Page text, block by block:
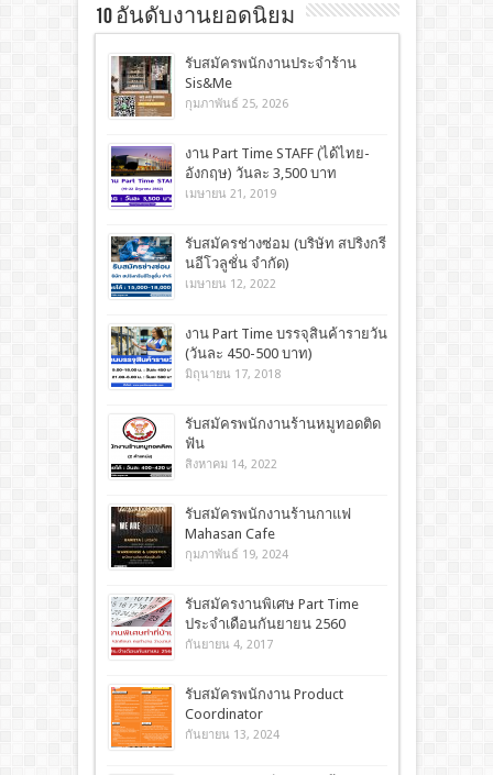
10 อันดับงานยอดนิยม
รับสมัครพนักงานประจำร้าน
Sis&Me
กุมภาพันธ์ 25, 2026
งาน Part Time STAFF (ได้ไทย-
อังกฤษ) วันละ 3,500 บาท
เมษายน 21, 2019
รับสมัครช่างซ่อม (บริษัท สปริงกรี
นอีโวลูชั่น จำกัด)
เมษายน 12, 2022
งาน Part Time บรรจุสินค้ารายวัน
(วันละ 450-500 บาท)
มิถุนายน 17, 2018
รับสมัครพนักงานร้านหมูทอดติด
ฟัน
สิงหาคม 14, 2022
รับสมัครพนักงานร้านกาแฟ
Mahasan Cafe
กุมภาพันธ์ 19, 2024
รับสมัครงานพิเศษ Part Time
ประจำเดือนกันยายน 2560
กันยายน 4, 2017
รับสมัครพนักงาน Product
Coordinator
กันยายน 13, 2024